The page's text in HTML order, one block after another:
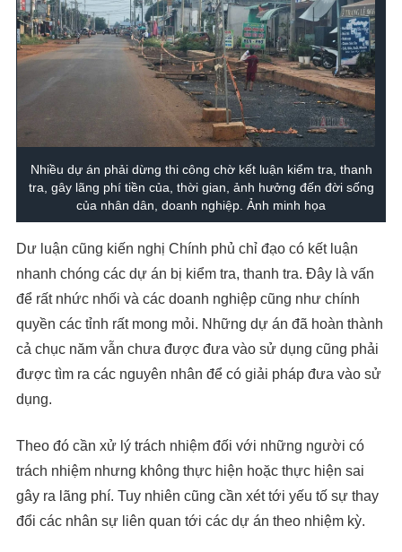
Nhiều dự án phải dừng thi công chờ kết luận kiểm tra, thanh
tra, gây lãng phí tiền của, thời gian, ảnh hưởng đến đời sống
của nhân dân, doanh nghiệp. Ảnh minh họa
Dư luận cũng kiến nghị Chính phủ chỉ đạo có kết luận
nhanh chóng các dự án bị kiểm tra, thanh tra. Đây là vấn
để rất nhức nhối và các doanh nghiệp cũng như chính
quyền các tỉnh rất mong mỏi. Những dự án đã hoàn thành
cả chục năm vẫn chưa được đưa vào sử dụng cũng phải
được tìm ra các nguyên nhân để có giải pháp đưa vào sử
dụng.
Theo đó cần xử lý trách nhiệm đối với những người có
trách nhiệm nhưng không thực hiện hoặc thực hiện sai
gây ra lãng phí. Tuy nhiên cũng cần xét tới yếu tố sự thay
đổi các nhân sự liên quan tới các dự án theo nhiệm kỳ.